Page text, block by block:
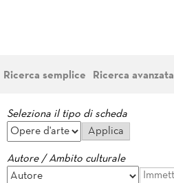
Ricerca semplice Ricerca avanzata
Seleziona il tipo di scheda
Autore / Ambito culturale